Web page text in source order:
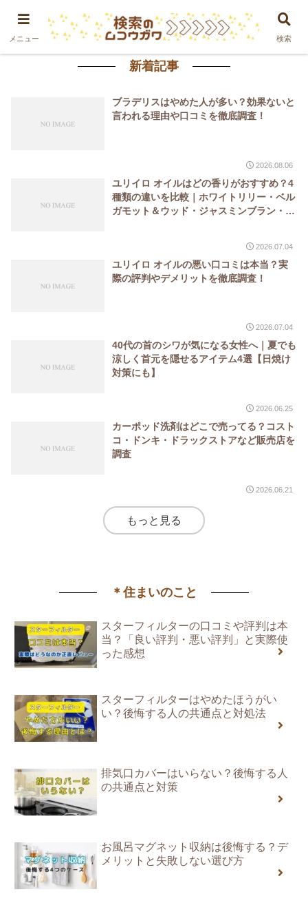
新着記事
ブラデリスはやめた人が多い？効果ないと
言われる理由や口コミを徹底調査！
2026.08.06
ユリイロ オイルはどの香りがおすすめ？4
種類の違いを比較｜ホワイトリリー・ベル
ガモット＆ウッド・ジャスミンブラン・ピ
2026.07.04
ユリイロ オイルの悪い口コミは本当？実
際の評判やデメリットを徹底調査！
2026.07.04
40代の首のシワが気になる女性へ｜夏でも
涼しく首元を隠せるアイテム4選【日焼け
対策にも】
2026.06.25
カーポッド洗剤はどこで売ってる？コスト
コ・ドンキ・ドラックストアなど販売店を
調査
2026.06.21
もっと見る
＊住まいのこと
スターフィルターの口コミや評判は本
当？「良い評判・悪い評判」と実際使
った感想
スターフィルターはやめたほうがい
い？後悔する人の共通点と対処法
排気口カバーはいらない？後悔する人
の共通点と対策
お風呂マグネット収納は後悔する？デ
メリットと失敗しない選び方
メニュー 検索